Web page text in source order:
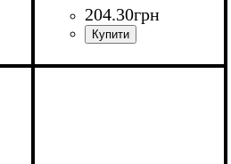
204.30грн